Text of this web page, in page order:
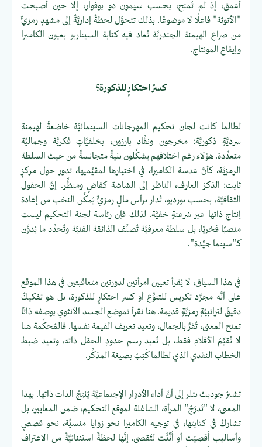
أعمق، إذ لم تُمنح، بحسب سيمون دو بوفوار، إلا حين أصبحت
"الأنوثة" فاعلًا لا موضوعًا. بذلك تتحوَّل لحظةٌ إداريَّةٌ إلى مشهدٍ رمزيٍّ
من صراع الهيمنة الجندريَّة تُعاد فيه كتابة السيناريو بعيون الكاميرا
وإيقاع المونتاج.
كسرُ احتكارٍ للذكورة؟
لطالما كانت لجان تحكيم المهرجانات السينمائيَّة خاضعةً لهيمنةِ
سرديَّةٍ ذكوريَّة: مخرجون ونقَّاد بارزون، بخلفيَّاتٍ فكريَّة وجماليَّة
متعدِّدة. هؤلاء رغم اختلافهم يشكِّلون بنيةً متجانسةً من حيث السلطة
الرمزيَّة، كأنَّ عدسة الكاميرا، في اختيارها لمقيِّميها، تدور حول مركزٍ
ثابت: الذكرُ العارف، الناظر إلى الشاشة كقاضٍ ومنظِّر. إنَّ الحقول
الثقافيَّة، بحسب بورديو، تُدار برأس مالٍ رمزيٍّ يُمكِّن النخب من إعادة
إنتاج ذاتها عبر شرعنةٍ خفيَّة. لذلك فإن رئاسة لجنة التحكيم ليست
منصبًا فخريًا، بل سلطة معرفيَّة تُصنِّف الذائقة الفنيَّة وتُحدِّد ما يُدوَّن
كـ"سينما جيِّدة".
في هذا السياق، لا يُقرأ تعيين امرأتين لدورتين متعاقبتين في هذا الموقع
على أنَّه مجرَّد تكريس للتنوُّع أو كسر احتكارٍ للذكورة، بل هو تفكيكٌ
دقيقٌ لتراتبيَّةٍ رمزيَّةٍ قديمة. هنا نقرأ تموضع الجسد الأنثوي بوصفه ذاتًا
تمنح المعنى، تُقرُّ بالجمال، وتعيد تعريف القيمة نفسها. فالمُحكِّمة هنا
لا تُقيِّمُ الأفلام فقط، بل تُعيد رسم حدودِ الحقل ذاته، وتعيد ضبط
الخطاب النقدي الذي لطالما كُتِبَ بصيغة المذكَّر.
تشيرُ جوديث بتلر إلى أنَّ أداء الأدوار الإجتماعيَّة يُنتِجُ الذات ذاتها. بهذا
المعنى، لا "تُدرَجُ" المرأة، الشاغلة لموقع التحكيم، ضمن المعايير، بل
تشاركُ في كتابتها، في توجيه الكاميرا نحو زوايا منسيَّة، نحو قصصٍ
وأساليب أُقصِيَت أو أُنِّثَت لتُقصى. إنَّها لحظةٌ استثنائيَّةٌ من الاعتراف